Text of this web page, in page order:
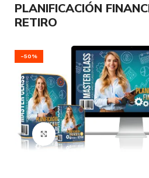
PLANIFICACIÓN
RETIRO
-50%
Click para agrandar